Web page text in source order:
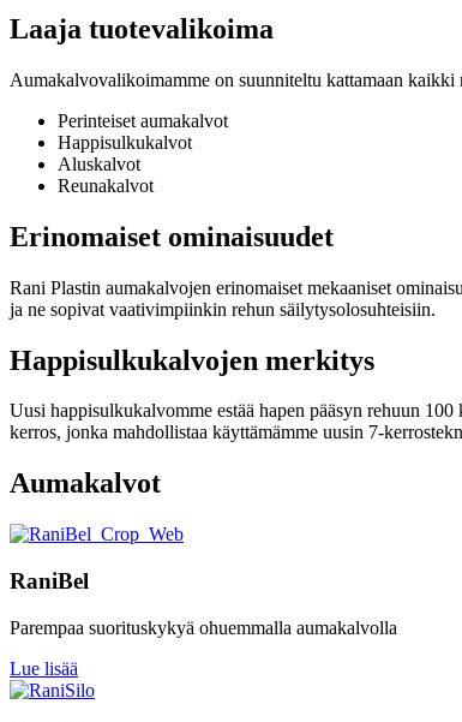
Laaja tuotevalikoima
Aumakalvovalikoimamme on suunniteltu kattamaan
Perinteiset aumakalvot
Happisulkukalvot
Aluskalvot
Reunakalvot
Erinomaiset ominaisuudet
Rani Plastin aumakalvojen erinomaiset mekaaniset
ja ne sopivat vaativimpiinkin rehun säilytysolosuhteisiin.
Happisulkukalvojen merkitys
Uusi happisulkukalvomme estää hapen pääsyn rehuun
kerros, jonka mahdollistaa käyttämämme uusin 7-
Aumakalvot
RaniBel
Parempaa suorituskykyä ohuemmalla aumakalvolla
Lue lisää